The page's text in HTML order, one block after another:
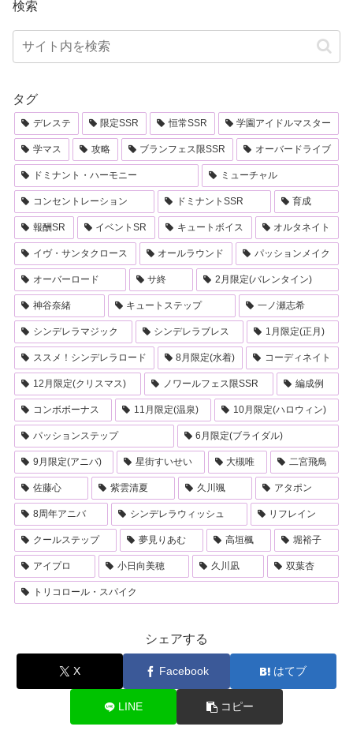
検索
タグ
デレステ 限定SSR 恒常SSR 学園アイドルマスター
学マス 攻略 ブランフェス限SSR オーバードライブ
ドミナント・ハーモニー ミューチャル
コンセントレーション ドミナントSSR 育成
報酬SR イベントSR キュートボイス オルタネイト
イヴ・サンタクロース オールラウンド パッションメイク
オーバーロード サ終 2月限定(バレンタイン)
神谷奈緒 キュートステップ 一ノ瀬志希
シンデレラマジック シンデレラブレス 1月限定(正月)
ススメ！シンデレラロード 8月限定(水着) コーディネイト
12月限定(クリスマス) ノワールフェス限SSR 編成例
コンボボーナス 11月限定(温泉) 10月限定(ハロウィン)
パッションステップ 6月限定(ブライダル)
9月限定(アニバ) 星街すいせい 大槻唯 二宮飛鳥
佐藤心 紫雲清夏 久川颯 アタポン
8周年アニバ シンデレラウィッシュ リフレイン
クールステップ 夢見りあむ 高垣楓 堀裕子
アイプロ 小日向美穂 久川凪 双葉杏
トリコロール・スパイク
シェアする
X Facebook はてブ
LINE コピー